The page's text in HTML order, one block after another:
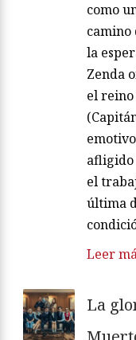
como
camino
la
Zenda
el
afligido
el
última
Leer
La